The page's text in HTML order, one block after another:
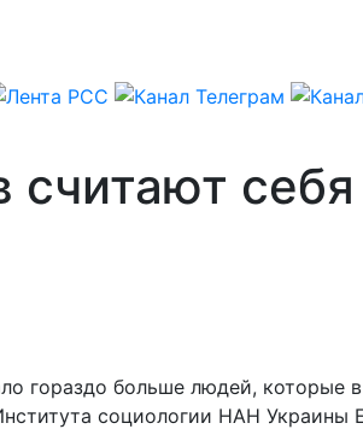
гораздо больше людей, которые
социологии НАН Украины